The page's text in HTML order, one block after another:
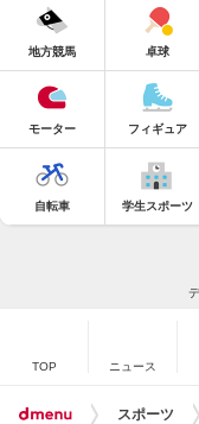
地方競馬 卓球
モーター フィギュア
自転車 学生スポーツ
TOP ニュース
スポーツ